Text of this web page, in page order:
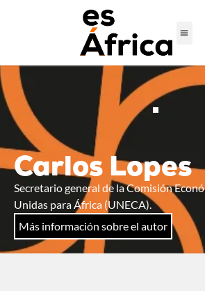
Carlos Lopes
Secretario general de la Comisión
Unidas para África (UNECA).
Más información sobre el autor